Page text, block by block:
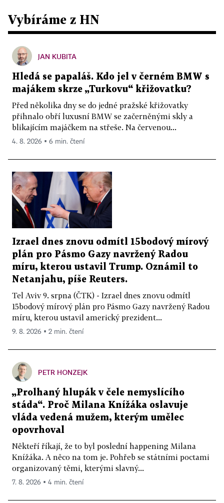
Vybíráme z HN
JAN KUBITA
Hledá se papaláš. Kdo jel v černém BMW s
majákem skrze „Turkovu“ křižovatku?
Před několika dny se do jedné pražské křižovatky
přihnalo obří luxusní BMW se začerněnými skly a
blikajícím majáčkem na střeše. Na červenou...
4. 8. 2026 ▪ 6 min. čtení
Izrael dnes znovu odmítl 15bodový mírový
plán pro Pásmo Gazy navržený Radou
míru, kterou ustavil Trump. Oznámil to
Netanjahu, píše Reuters.
Tel Aviv 9. srpna (ČTK) - Izrael dnes znovu odmítl
15bodový mírový plán pro Pásmo Gazy navržený Radou
míru, kterou ustavil americký prezident...
9. 8. 2026 ▪ 2 min. čtení
PETR HONZEJK
„Prolhaný hlupák v čele nemyslícího
stáda“. Proč Milana Knížáka oslavuje
vláda vedená mužem, kterým umělec
opovrhoval
Někteří říkají, že to byl poslední happening Milana
Knížáka. A něco na tom je. Pohřeb se státními poctami
organizovaný těmi, kterými slavný...
7. 8. 2026 ▪ 4 min. čtení